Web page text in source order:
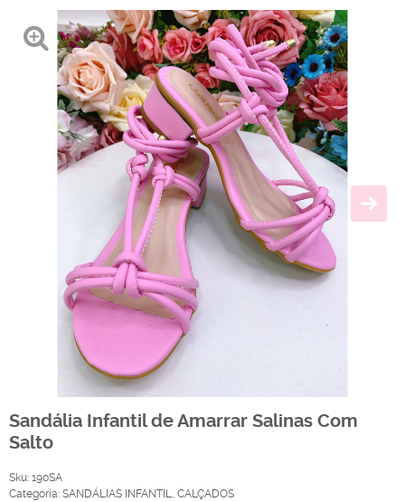
Sandália Infantil de Amarrar Salinas Com
Salto
Sku: 190SA
Categoria: SANDÁLIAS INFANTIL, CALÇADOS